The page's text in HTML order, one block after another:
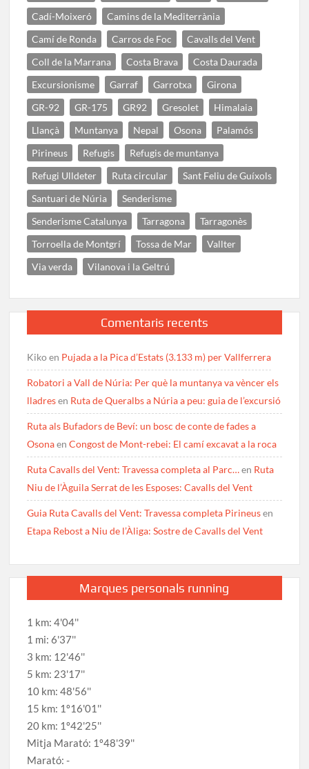
Cadí-Moixeró
Camins de la Mediterrània
Camí de Ronda
Carros de Foc
Cavalls del Vent
Coll de la Marrana
Costa Brava
Costa Daurada
Excursionisme
Garraf Garrotxa
Girona
GR-92
GR-175 GR92 Gresolet
Himalaia
Llançà
Muntanya Nepal Osona
Palamós
Pirineus
Refugis
Refugis de muntanya
Refugi Ulldeter
Ruta circular
Sant Feliu de Guíxols
Santuari de Núria
Senderisme
Senderisme Catalunya
Tarragona
Tarragonès
Torroella de Montgrí
Tossa de Mar
Vallter
Via verda
Vilanova i la Geltrú
Comentaris recents
Kikoen Pujada a la Pica d’Estats (3.133 m) per Vallferrera
Robatori a Vall de Núria: Per què la muntanya va vèncer els
lladresen Ruta de Queralbs a Núria a peu: guia de l’excursió
Ruta als Bufadors de Beví: un bosc de conte de fades a
OsonaenCongost de Mont-rebei: El camí excavat a la roca
Ruta Cavalls del Vent: Travessa completa al Parc…en Ruta
Niu de l’Àguila Serrat de les Esposes: Cavalls del Vent
Guia Ruta Cavalls del Vent: Travessa completa Pirineusen
Etapa Rebost a Niu de l’Àliga: Sostre de Cavalls del Vent
Marques personals running
1 km: 4'04''
1 mi: 6'37''
3 km: 12'46''
5 km: 23'17''
10 km: 48'56''
15 km: 1º16'01''
20 km: 1º42'25''
Mitja Marató: 1º48'39''
Marató: -